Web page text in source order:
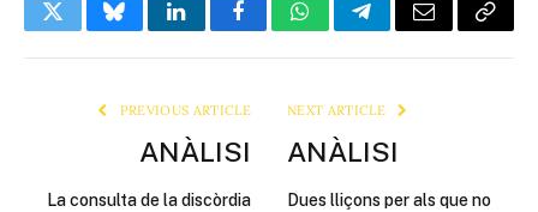
TwitterBlueskyLinkedInFacebookWhatsAppTelegramEmail Copy
PREVIOUS ARTICLE
ANÀLISI
La consulta de la discòrdia
NEXT ARTICLE
ANÀLISI
Dues lliçons per als que no